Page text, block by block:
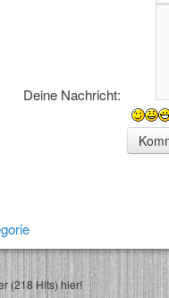
Deine Nachricht:
(218 Hits) hier!